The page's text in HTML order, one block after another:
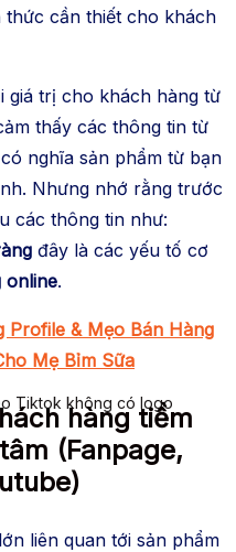
Tiktok không có logo
cần thiết cho khách
giá trị cho khách hàng từ
thấy các thông tin từ
nghĩa sản phẩm từ bạn
Nhưng nhớ rằng trước
các thông tin như:
đây là các yếu tố cơ
online.
Profile & Mẹo Bán Hàng
Mẹ Bỉm Sữa
hàng tiềm
(Fanpage,
liên quan tới sản phẩm